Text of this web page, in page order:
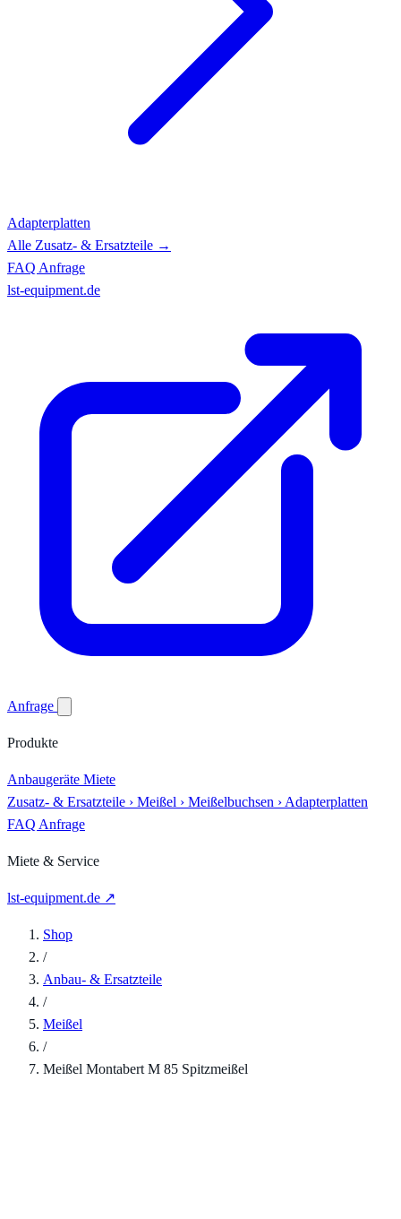
Adapterplatten
Alle Zusatz- & Ersatzteile →
FAQ Anfrage
lst-equipment.de
Anfrage
Produkte
Anbaugeräte Miete
Zusatz- & Ersatzteile › Meißel › Meißelbuchsen › Adapterplatten
FAQ Anfrage
Miete & Service
lst-equipment.de ↗
Shop
/
Anbau- & Ersatzteile
/
Meißel
/
Meißel Montabert M 85 Spitzmeißel